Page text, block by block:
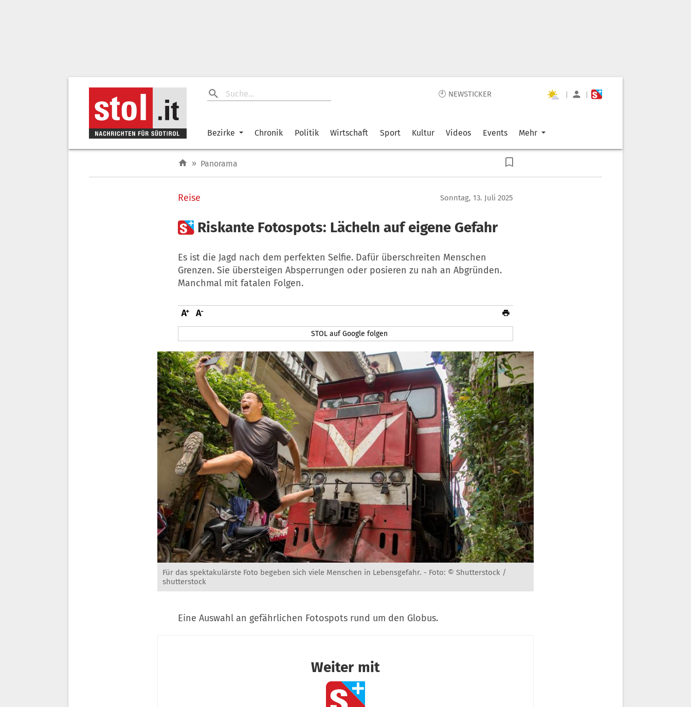
🕙 NEWSTICKER | |
Bezirke Chronik Politik Wirtschaft Sport Kultur Videos Events Mehr
» Panorama
Reise Sonntag, 13. Juli 2025
 Riskante Fotospots: Lächeln auf eigene Gefahr
Es ist die Jagd nach dem perfekten Selfie. Dafür überschreiten Menschen
Grenzen. Sie übersteigen Absperrungen oder posieren zu nah an Abgründen.
Manchmal mit fatalen Folgen.
STOL auf Google folgen
Für das spektakulärste Foto begeben sich viele Menschen in Lebensgefahr. - Foto: © Shutterstock /
shutterstock
Eine Auswahl an gefährlichen Fotospots rund um den Globus.